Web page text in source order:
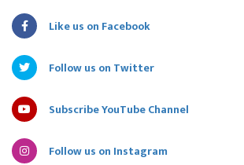
Like us on Facebook
Follow us on Twitter
Subscribe YouTube Channel
Follow us on Instagram